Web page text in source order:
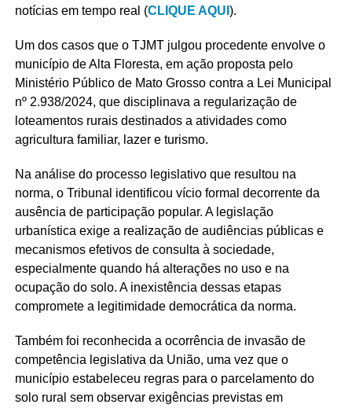
notícias em tempo real (CLIQUE AQUI ).
Um dos casos que o TJMT julgou procedente envolve o
município de Alta Floresta, em ação proposta pelo
Ministério Público de Mato Grosso contra a Lei Municipal
nº 2.938/2024, que disciplinava a regularização de
loteamentos rurais destinados a atividades como
agricultura familiar, lazer e turismo.
Na análise do processo legislativo que resultou na
norma, o Tribunal identificou vício formal decorrente da
ausência de participação popular. A legislação
urbanística exige a realização de audiências públicas e
mecanismos efetivos de consulta à sociedade,
especialmente quando há alterações no uso e na
ocupação do solo. A inexistência dessas etapas
compromete a legitimidade democrática da norma.
Também foi reconhecida a ocorrência de invasão de
competência legislativa da União, uma vez que o
município estabeleceu regras para o parcelamento do
solo rural sem observar exigências previstas em